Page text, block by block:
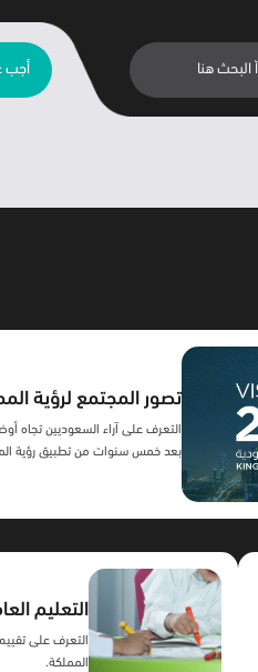
أجب
تصور المجتمع لرؤية
التعرف على آراء السعوديين تجاه
بعد خمس سنوات من تطبيق رؤية
التعليم
التعرف على
المملكة.